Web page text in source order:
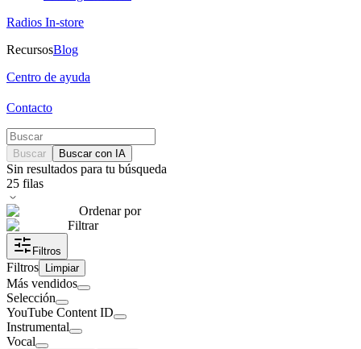
Radios In-store
RecursosBlog
Centro de ayuda
Contacto
Buscar Buscar con IA
Sin resultados para tu búsqueda
25 filas
Ordenar por
Filtrar
Filtros
Filtros Limpiar
Más vendidos
Selección
YouTube Content ID
Instrumental
Vocal